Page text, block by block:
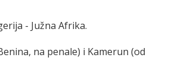
- Južna Afrika.
na penale) i Kamerun (od